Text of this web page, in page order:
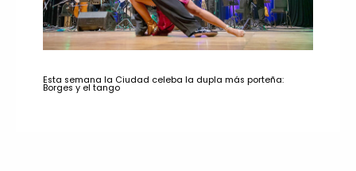
Esta semana la Ciudad celeba la dupla más porteña:
Borges y el tango